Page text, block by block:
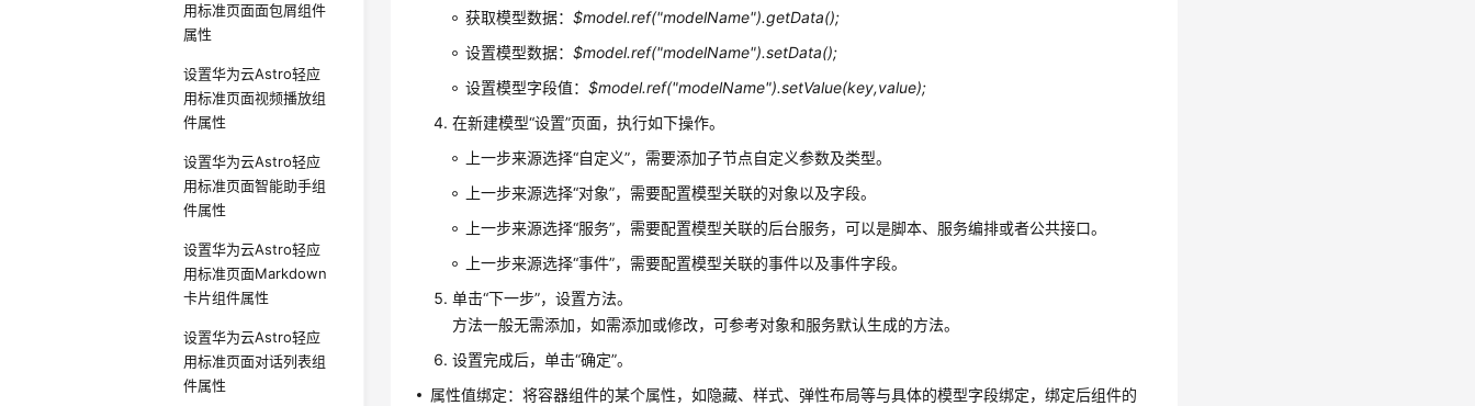
用标准页面面包屑组件
属性
设置华为云Astro轻应
用标准页面视频播放组
件属性
设置华为云Astro轻应
用标准页面智能助手组
件属性
设置华为云Astro轻应
用标准页面Markdown
卡片组件属性
设置华为云Astro轻应
用标准页面对话列表组
件属性
获取模型数据：$model.ref("modelName").getData();
设置模型数据：$model.ref("modelName").setData();
设置模型字段值：$model.ref("modelName").setValue(key,value);
在新建模型“设置”页面，执行如下操作。
上一步来源选择“自定义”，需要添加子节点自定义参数及类型。
上一步来源选择“对象”，需要配置模型关联的对象以及字段。
上一步来源选择“服务”，需要配置模型关联的后台服务，可以是脚本、服务编排或者公共接口。
上一步来源选择“事件”，需要配置模型关联的事件以及事件字段。
单击“下一步”，设置方法。
方法一般无需添加，如需添加或修改，可参考对象和服务默认生成的方法。
设置完成后，单击“确定”。
属性值绑定：将容器组件的某个属性，如隐藏、样式、弹性布局等与具体的模型字段绑定，绑定后组件的